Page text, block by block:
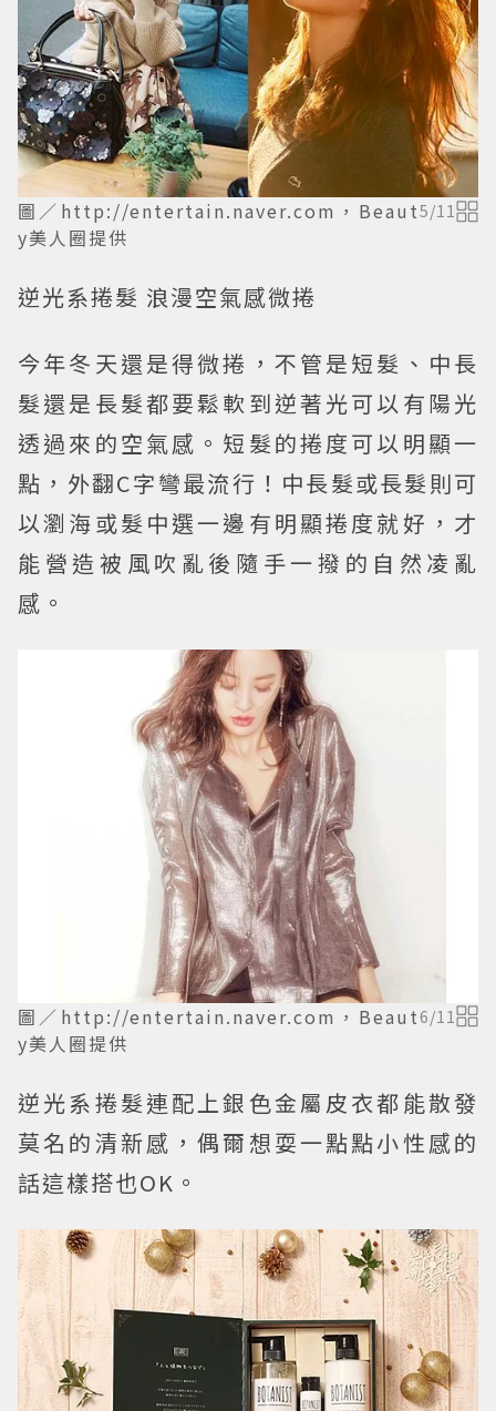
圖／http://entertain.naver.com，Beaut
y美人圈提供
5/11
逆光系捲髮 浪漫空氣感微捲
今年冬天還是得微捲，不管是短髮、中長
髮還是長髮都要鬆軟到逆著光可以有陽光
透過來的空氣感。短髮的捲度可以明顯一
點，外翻C字彎最流行！中長髮或長髮則可
以瀏海或髮中選一邊有明顯捲度就好，才
能營造被風吹亂後隨手一撥的自然凌亂
感。
圖／http://entertain.naver.com，Beaut
y美人圈提供
6/11
逆光系捲髮連配上銀色金屬皮衣都能散發
莫名的清新感，偶爾想耍一點點小性感的
話這樣搭也OK。